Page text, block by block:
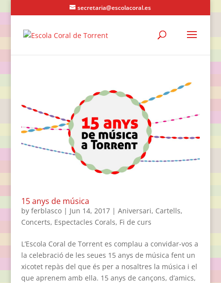
secretaria@escolacoral.es
15 anys de música
by ferblasco| Jun 14, 2017| Aniversari, Cartells,
Concerts, Espectacles Corals, Fi de curs
L’Escola Coral de Torrent es complau a convidar-vos a
la celebració de les seues 15 anys de música fent un
xicotet repàs del que és per a nosaltres la música i el
que aprenem amb ella. 15 anys de cançons, d’amics,